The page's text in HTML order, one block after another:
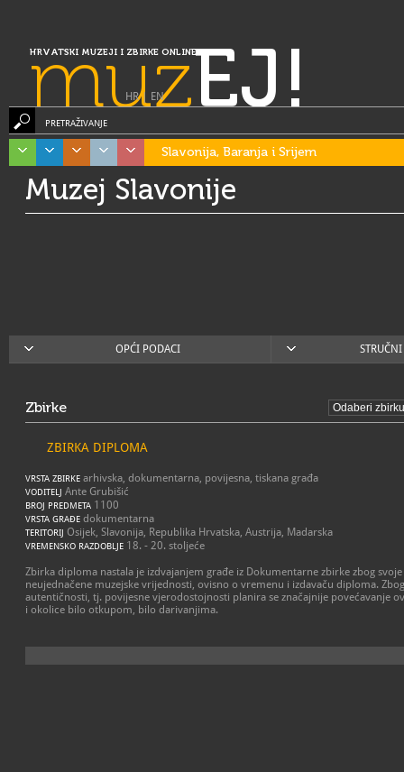
HRVATSKI MUZEJI I ZBIRKE ONLINE
muzEJ!
HR| EN
PRETRAŽIVANJE
Slavonija, Baranja i Srijem
Muzej Slavonije
OPĆI PODACI
Zbirke
ZBIRKA DIPLOMA
VRSTA ZBIRKE arhivska, dokumentarna, povijesna, tiskana građa
VODITELJ Ante Grubišić
BROJ PREDMETA 1100
VRSTA GRAĐE dokumentarna
TERITORIJ Osijek, Slavonija, Republika Hrvatska, Austrija, Madarska
VREMENSKO RAZDOBLJE 18. - 20. stoljeće
Zbirka diploma nastala je izdvajanjem građe iz Dokumentarne zbirke zbog
neujednačene muzejske vrijednosti, ovisno o vremenu i izdavaču diploma.
autentičnosti, tj. povijesne vjerodostojnosti planira se značajnije povećavanje
i okolice bilo otkupom, bilo darivanjima.